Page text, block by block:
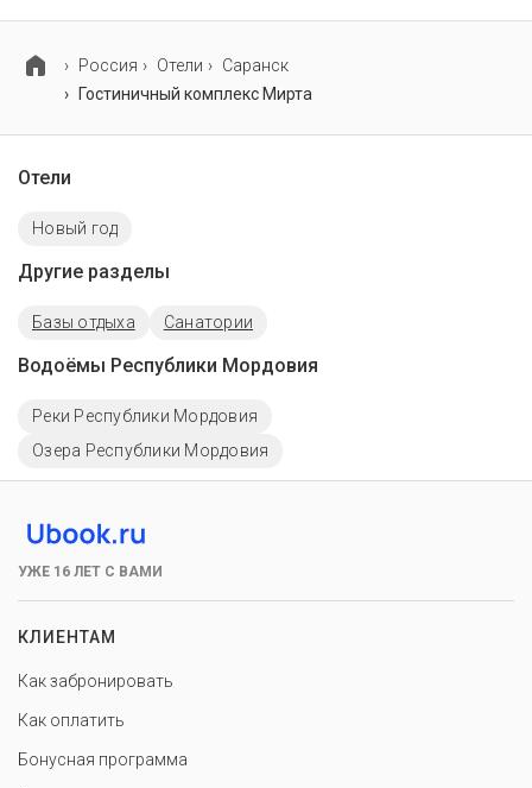
менеджера, возможно, услуга оплачивается отдельно.
Россия Отели
Саранск
Гостиничный комплекс Мирта
Отели
Новый год
Другие разделы
Базы отдыха Санатории
Водоёмы Республики Мордовия
Реки Республики Мордовия
Озера Республики Мордовия
УЖЕ 16 ЛЕТ С ВАМИ
КЛИЕНТАМ
Как забронировать
Как оплатить
Бонусная программа